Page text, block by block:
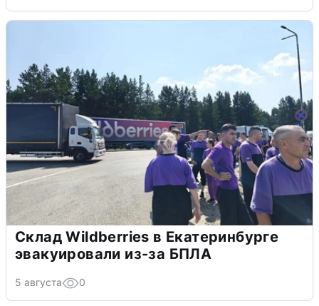
Склад Wildberries в Екатеринбурге
эвакуировали из-за БПЛА
5 августа 0